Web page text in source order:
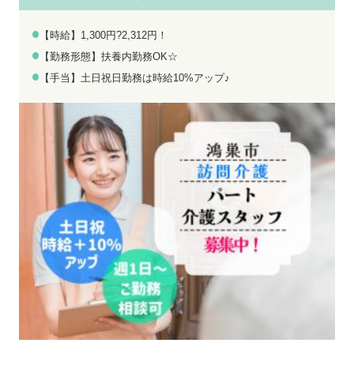
【時給】1,300円?2,312円！
【勤務形態】扶養内勤務OK☆
【手当】土日祝日勤務は時給10%アップ♪